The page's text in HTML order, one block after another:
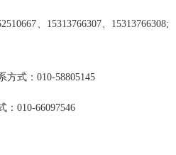
、 15313766307、 15313766308;
方式：010-58805145
：010-66097546